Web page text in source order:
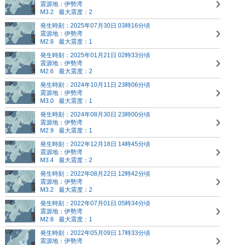
震源地：伊勢湾
M3.2
最大震度：2
発生時刻：2025年07月30日 03時16分頃
震源地：伊勢湾
M2.8
最大震度：1
発生時刻：2025年01月21日 02時33分頃
震源地：伊勢湾
M2.6
最大震度：2
発生時刻：2024年10月11日 23時06分頃
震源地：伊勢湾
M3.0
最大震度：1
発生時刻：2024年08月30日 23時00分頃
震源地：伊勢湾
M2.9
最大震度：1
発生時刻：2022年12月18日 14時45分頃
震源地：伊勢湾
M3.4
最大震度：2
発生時刻：2022年08月22日 12時42分頃
震源地：伊勢湾
M3.2
最大震度：2
発生時刻：2022年07月01日 05時34分頃
震源地：伊勢湾
M2.8
最大震度：1
発生時刻：2022年05月09日 17時33分頃
震源地：伊勢湾